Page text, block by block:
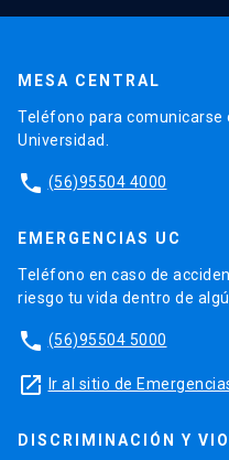
MESA CENTRAL
Teléfono para comunicarse
Universidad.
phone (56)95504 4000
EMERGENCIAS UC
Teléfono en caso de
riesgo tu vida dentro de
phone (56)95504 5000
launch Ir al sitio de
DISCRIMINACIÓN Y